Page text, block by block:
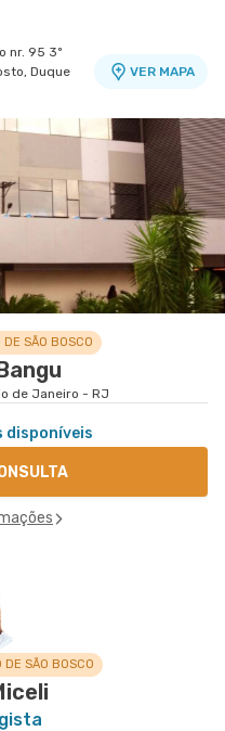
nr. 95 3º
Duque
VER MAPA
DE SÃO BOSCO
de Janeiro - RJ
disponíveis
DE SÃO BOSCO